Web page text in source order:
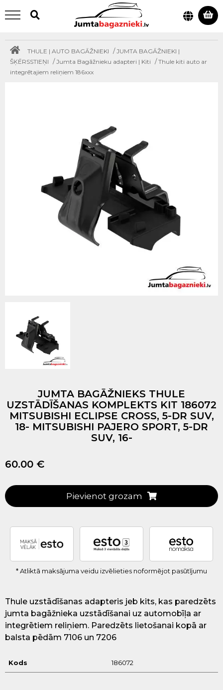
THULE | AUTO BAGĀŽNIEKI /JUMTA BAGĀŽNIEKI |
ŠĶĒRSSTIEŅI /Jumta Bagāžnieku adapteri | Kiti /Thule kiti auto ar
integrētajiem reliņiem 186xxx
JUMTA BAGĀŽNIEKS THULE
UZSTĀDĪŠANAS KOMPLEKTS KIT 186072
MITSUBISHI ECLIPSE CROSS, 5-DR SUV,
18- MITSUBISHI PAJERO SPORT, 5-DR
SUV, 16-
60.00 €
Pievienot grozam
* Atliktā maksājuma veidu izvēlieties noformējot pasūtījumu
Thule uzstādīšanas adapteris jeb kits, kas paredzēts
jumta bagāžnieka uzstādīšanai uz automobīļa ar
integrētiem reliņiem. Paredzēts lietošanai kopā ar
balsta pēdām 7106 un 7206
Kods 186072